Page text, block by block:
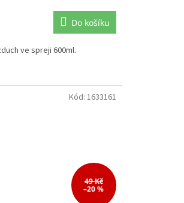
Do košíku
ve spreji 600ml.
49 Kč
–20 %
Kód: 1633161